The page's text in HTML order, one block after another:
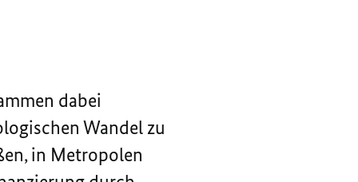
dabei
Wandel zu
in Metropolen